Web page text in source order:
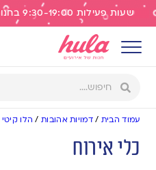
שעות פעילות 9:30-19:00 בחנות | משלוח חינם מעל 299 ש"ח
עמוד הבית /דמויות אהובות/ הלו קיטי
כלי אירוח